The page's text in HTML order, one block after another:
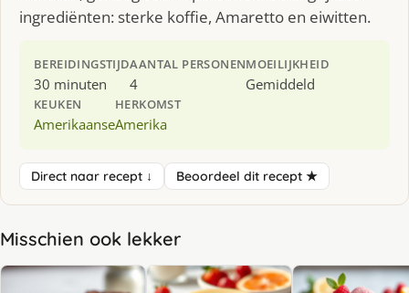
ingrediënten: sterke koffie, Amaretto en eiwitten.
BEREIDINGSTIJD
30 minuten
AANTAL PERSONEN
4
MOEILIJKHEID
Gemiddeld
KEUKEN
Amerikaanse
HERKOMST
Amerika
Direct naar recept ↓ Beoordeel dit recept ★
Misschien ook lekker